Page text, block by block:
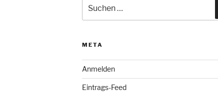
nach:
META
Anmelden
Eintrags-Feed